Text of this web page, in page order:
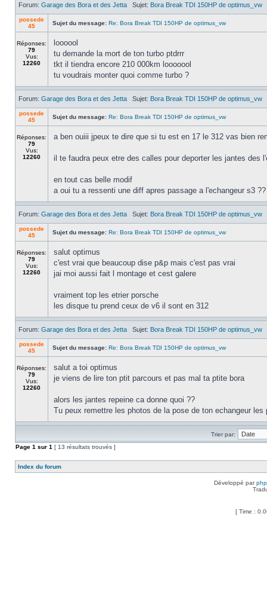
Forum: Garage des Bora et des Jetta Sujet: Bora Break TDI 150HP de optimus_vw
possede
45
Sujet du message: Re: Bora Break TDI 150HP de optimus_vw
Réponses:
79
Vus:
12260
loooool
tu demande la mort de ton turbo ptdrrr
tkt il tiendra encore 210 000km looooool
tu voudrais monter quoi comme turbo ?
Forum: Garage des Bora et des Jetta Sujet: Bora Break TDI 150HP de optimus_vw
possede
45
Sujet du message: Re: Bora Break TDI 150HP de optimus_vw
Réponses:
79
Vus:
12260
a ben ouiii jpeux te dire que si tu est en 17 le 312 vas bien
il te faudra peux etre des calles pour deporter les jantes des
en tout cas belle modif
a oui tu a ressenti une diff apres passage a l'echangeur s3 ??
Forum: Garage des Bora et des Jetta Sujet: Bora Break TDI 150HP de optimus_vw
possede
45
Sujet du message: Re: Bora Break TDI 150HP de optimus_vw
Réponses:
79
Vus:
12260
salut optimus
c'est vrai que beaucoup dise p&p mais c'est pas vrai
jai moi aussi fait l montage et cest galere
vraiment top les etrier porsche
les disque tu prend ceux de v6 il sont en 312
Forum: Garage des Bora et des Jetta Sujet: Bora Break TDI 150HP de optimus_vw
possede
45
Sujet du message: Re: Bora Break TDI 150HP de optimus_vw
Réponses:
79
Vus:
12260
salut a toi optimus
je viens de lire ton ptit parcours et pas mal ta ptite bora
alors les jantes repeine ca donne quoi ??
Tu peux remettre les photos de la pose de ton echangeur
Trier par:
Page 1 sur 1 [ 13 résultats trouvés ]
Index du forum
Développé par
[ Time :